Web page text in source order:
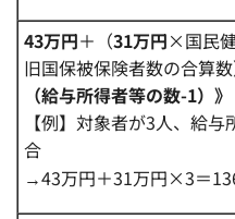
43万円＋（31万円×国民
旧国保被保険者数の合算
（給与所得者等の数-1）》
【例】対象者が3人、給
合
→43万円＋31万円×3＝